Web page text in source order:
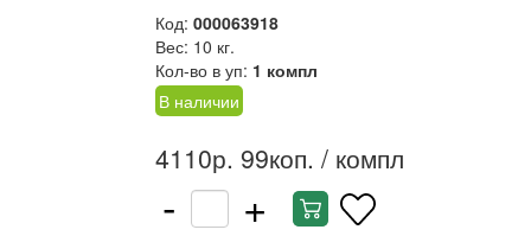
Код: 000063918
Вес: 10 кг.
Кол-во в уп: 1 компл
В наличии
4110р. 99коп. / компл
- +